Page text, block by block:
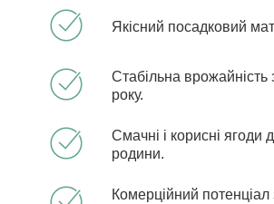
Якісний посадковий
Стабільна врожайність
року.
Смачні і корисні ягоди
родини.
Комерційний потенціал